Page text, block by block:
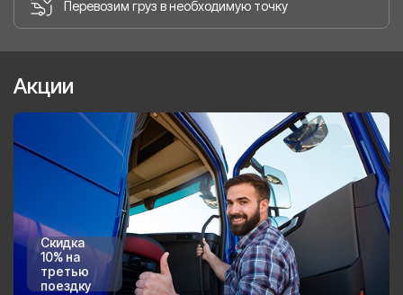
Перевозим груз в необходимую точку
Акции
Скидка
10% на
третью
поездку